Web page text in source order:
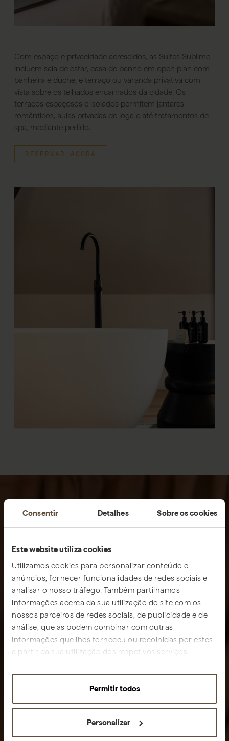
Consentir Detalhes Sobre os cookies
Este website utiliza cookies
Utilizamos cookies para personalizar conteúdo e
anúncios, fornecer funcionalidades de redes sociais e
analisar o nosso tráfego. Também partilhamos
informações acerca da sua utilização do site com os
nossos parceiros de redes sociais, de publicidade e de
análise, que as podem combinar com outras
informações que lhes forneceu ou recolhidas por estes
a partir da sua utilização dos respetivos serviços.
Permitir todos
Personalizar
Com espaço e privacidade acrescidos, as Suites Sublime
incluem sala de estar, casa de banho em open plan com
banheira e duche, e terraço ou varanda privativa com
vista sobre os telhados encarnados da cidade. Os
terraços espaçosos e isolados permitem jantares
românticos, aulas privadas de ioga e até tratamentos de
spa, mediante pedido.
RESERVAR AGORA